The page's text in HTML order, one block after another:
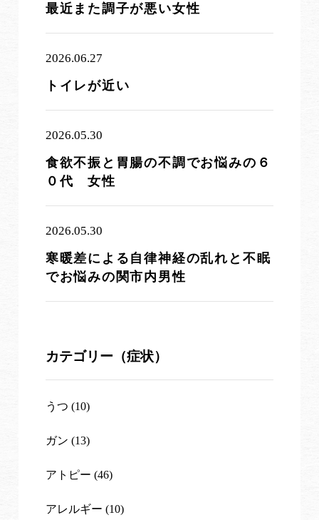
最近また調子が悪い女性
2026.06.27
トイレが近い
2026.05.30
食欲不振と胃腸の不調でお悩みの６
０代 女性
2026.05.30
寒暖差による自律神経の乱れと不眠
でお悩みの関市内男性
カテゴリー（症状）
うつ (10)
ガン (13)
アトピー (46)
アレルギー (10)